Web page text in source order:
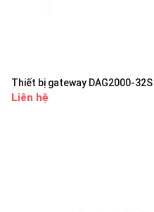
Thiết bị gateway DAG2000-32S
Liên hệ